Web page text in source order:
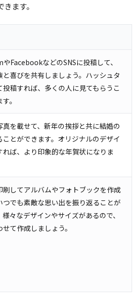
ます。
FacebookなどのSNSに投稿して、
と喜びを共有しましょう。ハッシュタ
投稿すれば、多くの人に見てもらうこ
。
真を載せて、新年の挨拶と共に結婚の
ことができます。オリジナルのデザイ
れば、より印象的な年賀状になりま
刷してアルバムやフォトブックを作成
つでも素敵な思い出を振り返ることが
々なデザインやサイズがあるので、
て作成しましょう。